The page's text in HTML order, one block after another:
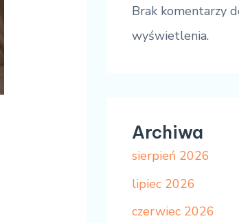
Brak komentarzy
wyświetlenia.
Archiwa
sierpień 2026
lipiec 2026
czerwiec 2026